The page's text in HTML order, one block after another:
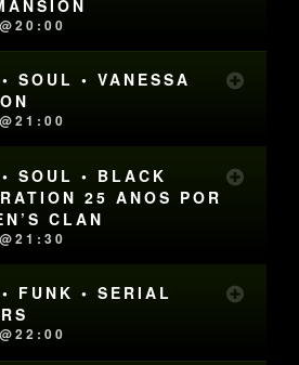
SOUL • VANESSA
SOUL • BLACK
25 ANOS POR
CLAN
FUNK • SERIAL